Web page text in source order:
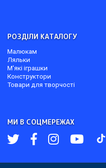
РОЗДІЛИ КАТАЛОГУ
Малюкам
Ляльки
М'які іграшки
Конструктори
Товари для творчості
МИ В СОЦМЕРЕЖАХ